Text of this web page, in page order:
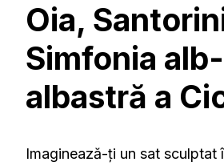
Oia,
Simfonia alb-
albastră a
Imaginează-ți un sat sculptat